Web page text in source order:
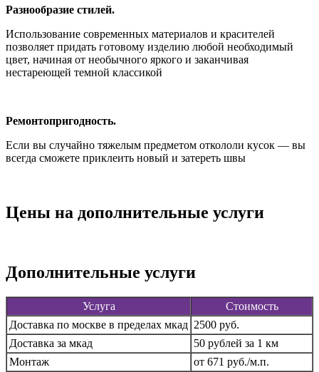
Разнообразие стилей.
Использование современных материалов и красителей
позволяет придать готовому изделию любой необходимый
цвет, начиная от необычного яркого и заканчивая
нестареющей темной классикой
Ремонтопригодность.
Если вы случайно тяжелым предметом откололи кусок — вы
всегда сможете приклеить новый и затереть швы
Цены на дополнительные услуги
Дополнительные услуги
Услуга
Стоимость
Доставка по москве в пределах мкад 2500 руб.
Доставка за мкад
50 рублей за 1 км
Монтаж
от 671 руб./м.п.